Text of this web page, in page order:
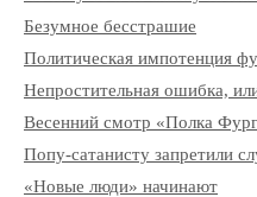
Безумное бесстрашие
Политическая импотенция
Непростительная ошибка,
Весенний смотр «Полка
Попу-сатанисту запретили
«Новые люди» начинают